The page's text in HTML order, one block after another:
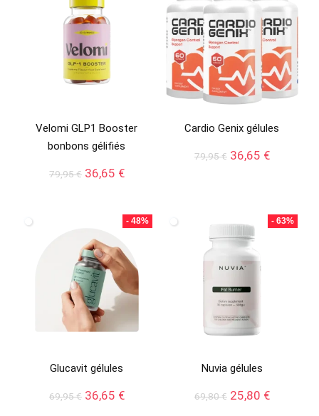
Velomi GLP1 Booster
bonbons gélifiés
79,95€ Le
79,95 €.
36,65 €Le
est :
36,65 €.
Cardio Genix gélules
79,95€ Le
79,95 €.
36,65 €Le
36,65 €.
- 48%
Glucavit gélules
69,95€ Le
36,65 €Le
- 63%
Nuvia gélules
69,80€ Le
25,80 €Le